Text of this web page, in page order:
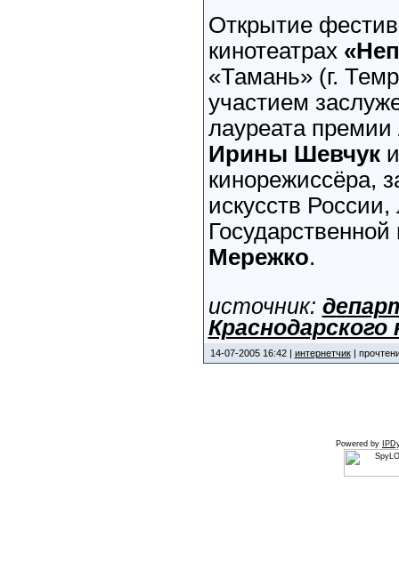
Открытие
кинотеатрах
«Тамань» (г.
участием
лауреата премии
Ирины Шевчуки
кинорежиссёра,
искусств России,
Мережко.
источник:
Краснодарского
14-07-2005 16:42 | интернетчик|
Powered by